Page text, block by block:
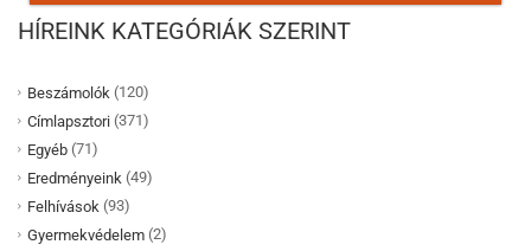
HÍREINK KATEGÓRIÁK SZERINT
Beszámolók (120)
Címlapsztori (371)
Egyéb (71)
Eredményeink (49)
Felhívások (93)
Gyermekvédelem (2)